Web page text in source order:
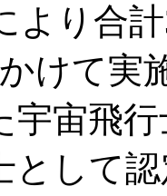
より合
けて実
宙飛行
として